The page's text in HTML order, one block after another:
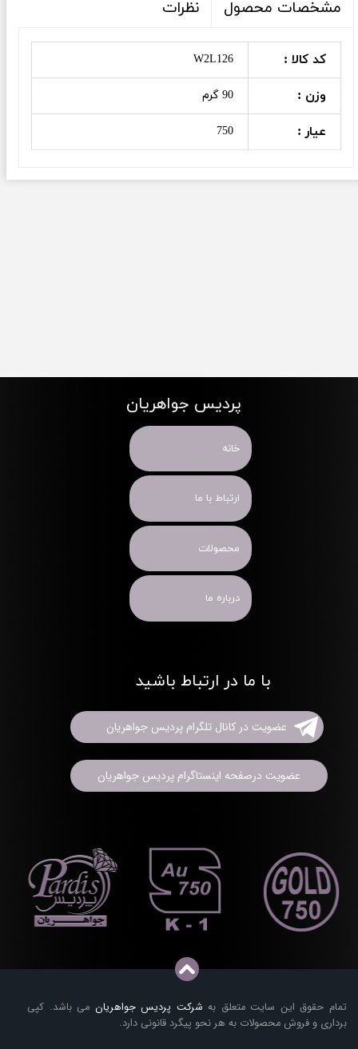
مشخصات محصول نظرات
کد کالا : W2L126
وزن : 90 گرم
عیار : 750
تمام حقوق این سایت متعلق به شرکت پردیس جواهریان می باشد. کپی
برداری و فروش محصولات به هر نحو پیگرد قانونی دارد.
پردیس جواهریان
خانه
ارتباط با ما
محصولات
درباره ما
با ما در ارتباط باشید
عضویت در کانال تلگرام پردیس جواهریان
عضویت درصفحه اینستاگرام پردیس جواهریان